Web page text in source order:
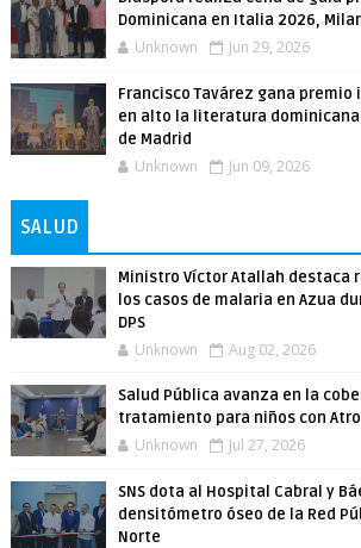
Dominicana en Italia 2026,
Unknown Jun 29, 2026
Francisco Tavárez gana
en alto la literatura dominicana
de Madrid
Unknown Jun 09, 2026
SALUD
Ministro Víctor Atallah destaca
los casos de malaria en Azua
DPS
Unknown Aug 02, 2026
Salud Pública avanza en la
tratamiento para niños con
Unknown Jul 27, 2026
SNS dota al Hospital Cabral y
densitómetro óseo de la Red
Norte